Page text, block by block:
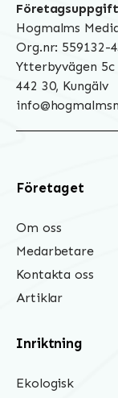
Hogmalms
Org.nr: 559132-
Ytterbyvägen 5c
442 30, Kungälv
Företaget
Om oss
Medarbetare
Kontakta oss
Artiklar
Inriktning
Ekologisk